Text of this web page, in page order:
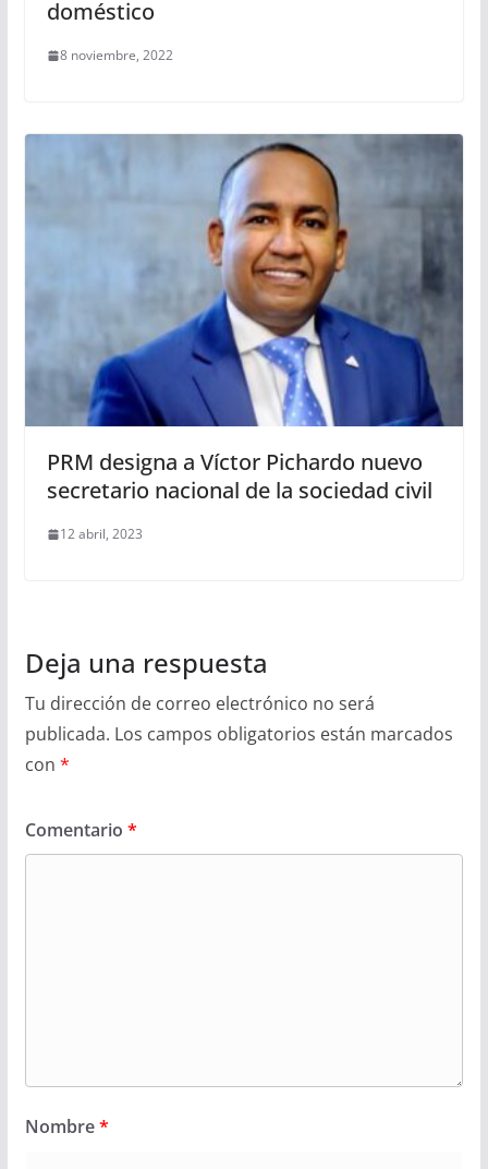
doméstico
8 noviembre, 2022
PRM designa a Víctor Pichardo nuevo
secretario nacional de la sociedad civil
12 abril, 2023
Deja una respuesta
Tu dirección de correo electrónico no será
publicada. Los campos obligatorios están marcados
con *
Comentario *
Nombre*